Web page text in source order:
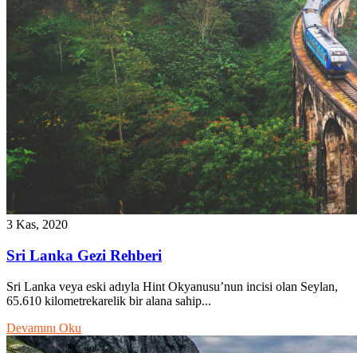
3 Kas, 2020
Sri Lanka Gezi Rehberi
Sri Lanka veya eski adıyla Hint Okyanusu’nun incisi olan Seylan,
65.610 kilometrekarelik bir alana sahip...
Devamını Oku